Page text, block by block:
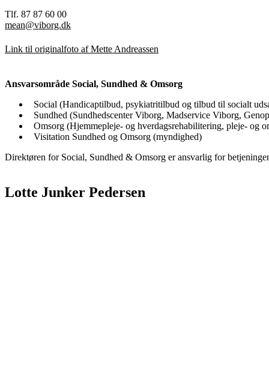
Tlf. 87 87 60 00
mean@viborg.dk
Link til originalfoto af Mette Andreassen
Ansvarsområde Social, Sundhed & Omsorg
Social (Handicaptilbud, psykiatritilbud og tilbud til socialt
Sundhed (Sundhedscenter Viborg, Madservice Viborg,
Omsorg (Hjemmepleje- og hverdagsrehabilitering, pleje- og
Visitation Sundhed og Omsorg (myndighed)
Direktøren for Social, Sundhed & Omsorg er ansvarlig for
Lotte Junker Pedersen